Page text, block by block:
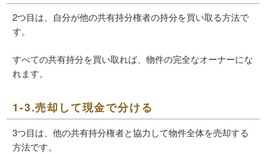
2つ目は、自分が他の共有持分権者の持分を買い取る方法で
す。
すべての共有持分を買い取れば、物件の完全なオーナーにな
れます。
1-3.売却して現金で分ける
3つ目は、他の共有持分権者と協力して物件全体を売却する
方法です。